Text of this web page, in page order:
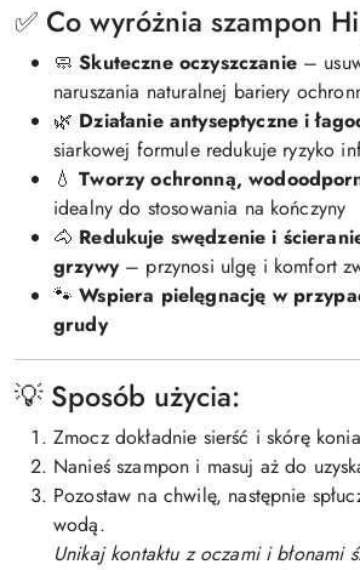
✅ Co wyróżnia szampon
🧼Skuteczne oczyszczanie–
naruszania naturalnej bariery
🌿 Działanie antyseptyczne i
siarkowej formule redukuje ryzyko
💧Tworzy ochronną,
idealny do stosowania na kończyny
🐴 Redukuje swędzenie i
grzywy– przynosi ulgę i komfort
🐾Wspiera pielęgnację w
grudy
💡 Sposób użycia:
Zmocz dokładnie sierść i skórę
Nanieś szampon i masuj aż do
Pozostaw na chwilę, następnie
wodą.
Unikaj kontaktu z oczami i błonami